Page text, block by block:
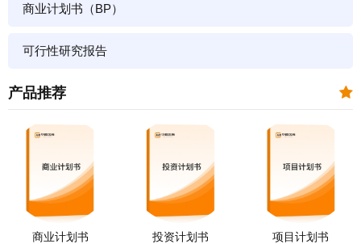
商业计划书（BP）
可行性研究报告
产品推荐
商业计划书 投资计划书 项目计划书